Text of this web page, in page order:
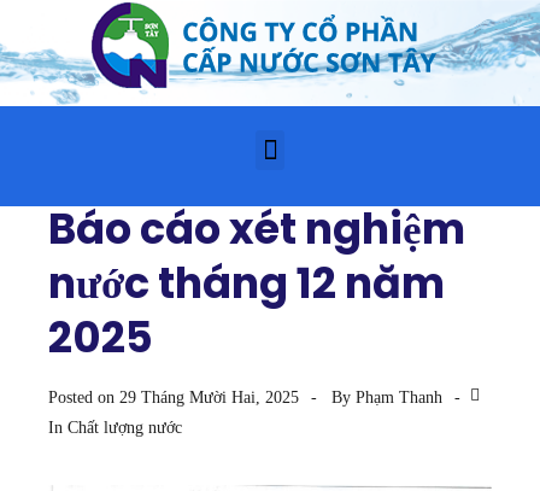
Báo cáo xét nghiệm
nước tháng 12 năm
2025
Posted on 29 Tháng Mười Hai, 2025 By Phạm Thanh
In Chất lượng nước